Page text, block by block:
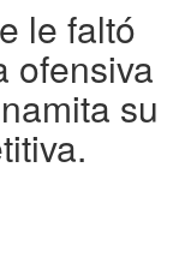
le faltó
ofensiva
su